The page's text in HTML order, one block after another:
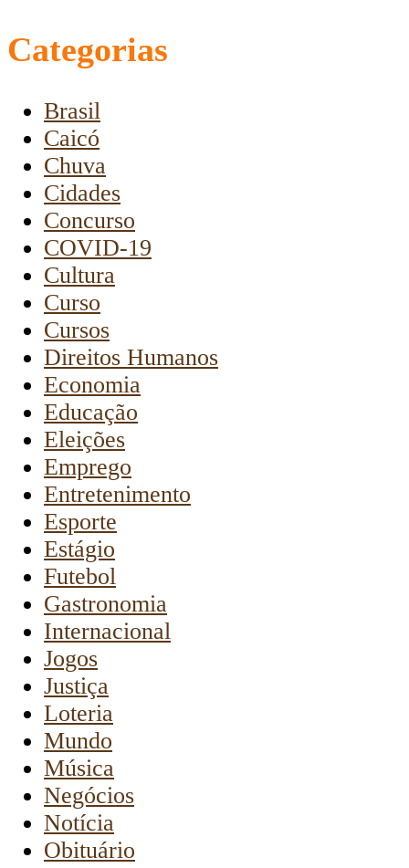
Categorias
Brasil
Caicó
Chuva
Cidades
Concurso
COVID-19
Cultura
Curso
Cursos
Direitos Humanos
Economia
Educação
Eleições
Emprego
Entretenimento
Esporte
Estágio
Futebol
Gastronomia
Internacional
Jogos
Justiça
Loteria
Mundo
Música
Negócios
Notícia
Obituário